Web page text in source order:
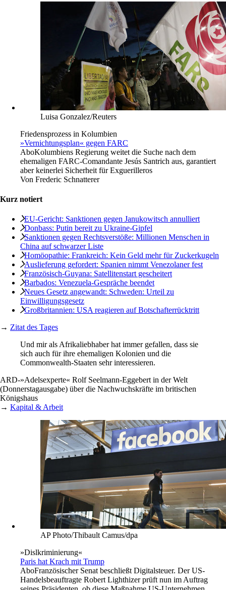
Luisa Gonzalez/Reuters
Friedensprozess in Kolumbien
»Vernichtungsplan« gegen FARC
AboKolumbiens Regierung weitet die Suche nach dem
ehemaligen FARC-Comandante Jesús Santrich aus, garantiert
aber keinerlei Sicherheit für Exguerilleros
Von Frederic Schnatterer
Kurz notiert
EU-Gericht: Sanktionen gegen Janukowitsch annulliert
Donbass: Putin bereit zu Ukraine-Gipfel
Sanktionen gegen Rechtsverstöße: Millionen Menschen in
China auf schwarzer Liste
Homöopathie: Frankreich: Kein Geld mehr für Zuckerkugeln
Auslieferung gefordert: Spanien nimmt Venezolaner fest
Französisch-Guyana: Satellitenstart gescheitert
Barbados: Venezuela-Gespräche beendet
Neues Gesetz angewandt: Schweden: Urteil zu
Einwilligungsgesetz
Großbritannien: USA reagieren auf Botschafterrücktritt
→ Zitat des Tages
Und mir als Afrikaliebhaber hat immer gefallen, dass sie
sich auch für ihre ehemaligen Kolonien und die
Commonwealth-Staaten sehr interessieren.
ARD-»Adelsexperte« Rolf Seelmann-Eggebert in der Welt
(Donnerstagausgabe) über die Nachwuchskräfte im britischen
Königshaus
→ Kapital & Arbeit
AP Photo/Thibault Camus/dpa
»Dislkriminierung«
Paris hat Krach mit Trump
AboFranzösischer Senat beschließt Digitalsteuer. Der US-
Handelsbeauftragte Robert Lighthizer prüft nun im Auftrag